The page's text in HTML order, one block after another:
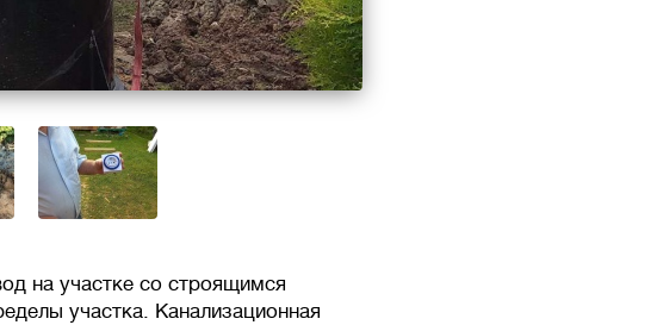
на участке со строящимся
участка. Канализационная